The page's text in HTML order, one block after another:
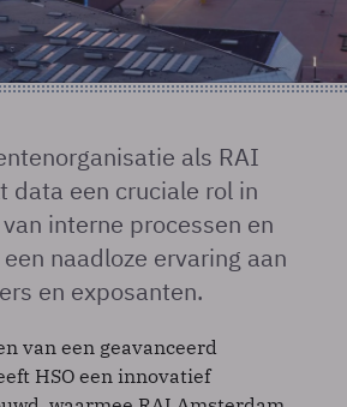
als RAI
data een cruciale rol in
interne processen en
naadloze ervaring aan
en exposanten.
van een geavanceerd
HSO een innovatief